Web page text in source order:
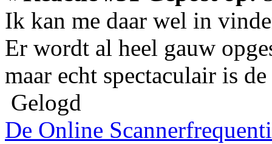
Ik kan me daar wel in
Er wordt al heel gauw
maar echt spectaculair is
Gelogd
De Online